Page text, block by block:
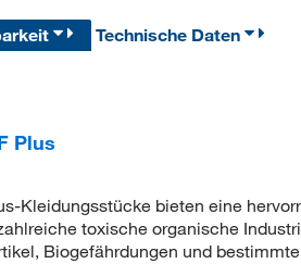
Technische Daten
Plus
Kleidungsstücke bieten eine
toxische organische
Biogefährdungen und